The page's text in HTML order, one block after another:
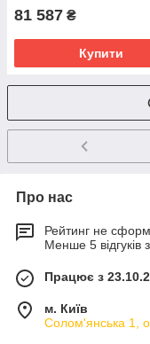
81 587 ₴
Купити
Про нас
Рейтинг не
Менше 5 відгуків
Працює з
м. Київ
Солом'янська 1,